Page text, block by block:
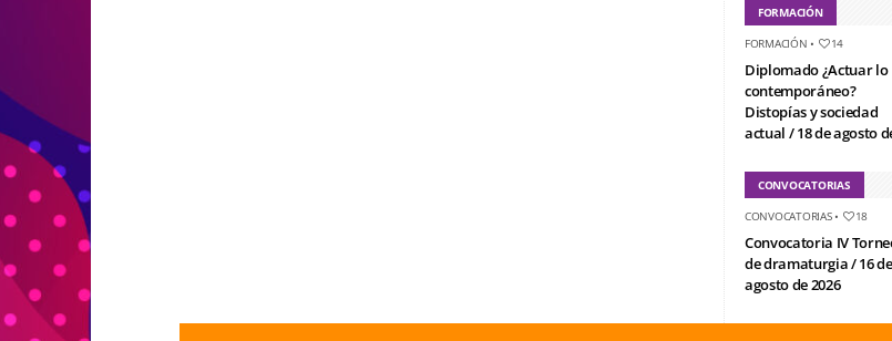
FORMACIÓN
FORMACIÓN • 14
Diplomado ¿Actuar lo
contemporáneo?
Distopías y sociedad
actual / 18 de agosto
CONVOCATORIAS
CONVOCATORIAS• 18
Convocatoria IV
de dramaturgia / 16 de
agosto de 2026